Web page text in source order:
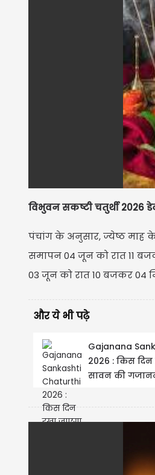
विभुवन सकष्टी चतुर्थी 2026
पंचांग के अनुसार, ज्येष्ठ माह
समापन 04 जून को रात 11
03 जून को रात 10 बजकर 04
और ये भी पढ़े
Gajanana
2026 : किस
सावन की